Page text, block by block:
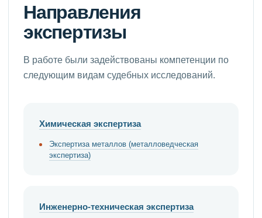
Направления
экспертизы
В работе были задействованы компетенции по
следующим видам судебных исследований.
Химическая экспертиза
Экспертиза металлов (металловедческая
экспертиза)
Инженерно-техническая экспертиза